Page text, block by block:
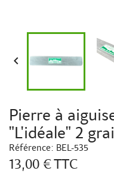

Pierre à
"L'idéale" 2
Référence: BEL-535
13,00 €TTC